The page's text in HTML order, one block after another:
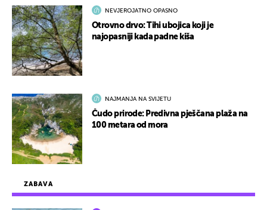
ZABAVA
NEVJEROJATNO OPASNO
Otrovno drvo: Tihi ubojica koji je
najopasniji kada padne kiša
NAJMANJA NA SVIJETU
Čudo prirode: Predivna pješčana plaža na
100 metara od mora